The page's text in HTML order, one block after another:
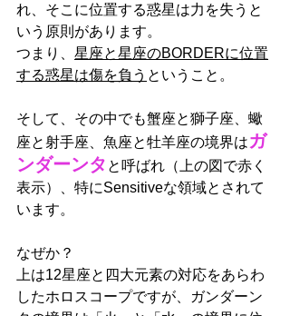
れ、そこに位置する惑星は力を失うと
いう原則があります。
つまり、 星座と星座のBORDERに位置
する惑星は傷を負う ということ。
そして、その中でも蟹座と獅子座、蠍
座と射手座、魚座と牡羊座の境界はガ
ンダーンタ と呼ばれ（上の図で赤く
表示）、特にSensitiveな領域とされて
います。
なぜか？
上は12星座と四大元素の対応をあらわ
したホロスコープですが、ガンダーン